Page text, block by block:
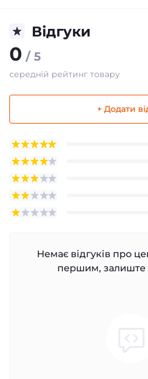
Відгуки
0 / 5
середній рейтинг товару
+ Додати
Немає відгуків про
першим, залиште